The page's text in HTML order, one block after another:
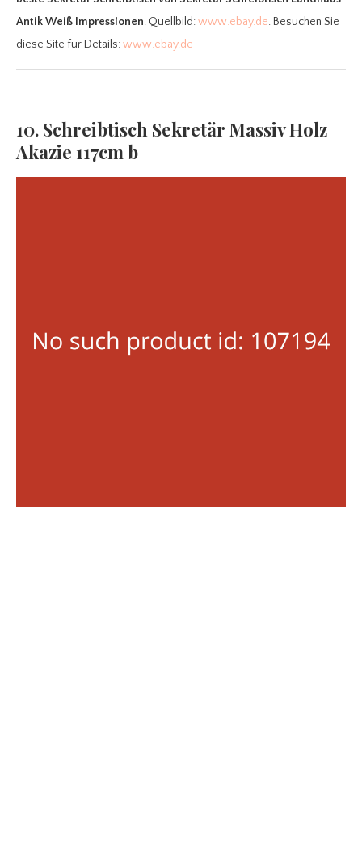
Antik Weiß Impressionen. Quellbild:www.ebay.de. Besuchen Sie
diese Site für Details:www.ebay.de
10. Schreibtisch Sekretär Massiv Holz
Akazie 117cm b